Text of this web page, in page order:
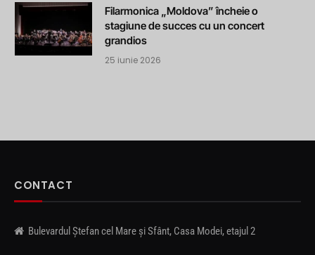
Filarmonica „Moldova” încheie o
stagiune de succes cu un concert
grandios
25 iunie 2026
CONTACT
Bulevardul Ștefan cel Mare și Sfânt, Casa Modei, etajul 2